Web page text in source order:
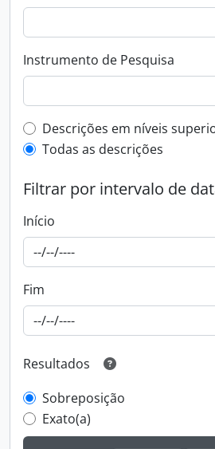
Instrumento de Pesquisa
Filtro de descrição de
Descrições em níveis
Todas as descrições
Filtrar por intervalo de
Início
Fim
Resultados
Sobreposição
Exato(a)